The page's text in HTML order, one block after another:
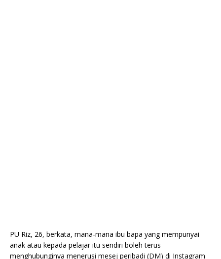
PU Riz, 26, berkata, mana-mana ibu bapa yang mempunyai
anak atau kepada pelajar itu sendiri boleh terus
menghubunginya menerusi mesej peribadi (DM) di Instagram